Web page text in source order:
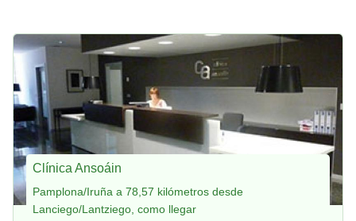
Clínica Ansoáin
Pamplona/Iruña a 78,57 kilómetros desde
Lanciego/Lantziego, como llegar